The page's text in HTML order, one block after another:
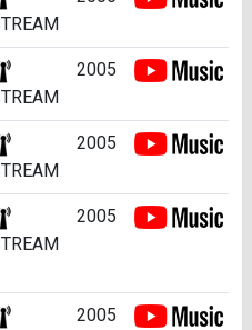
2005
2005
2005
2005